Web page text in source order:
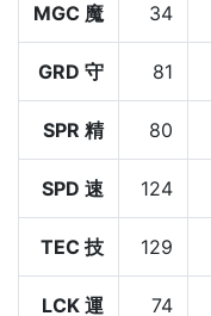
MGC 魔 34
GRD 守 81
SPR 精 80
SPD 速 124
TEC 技 129
LCK 運 74